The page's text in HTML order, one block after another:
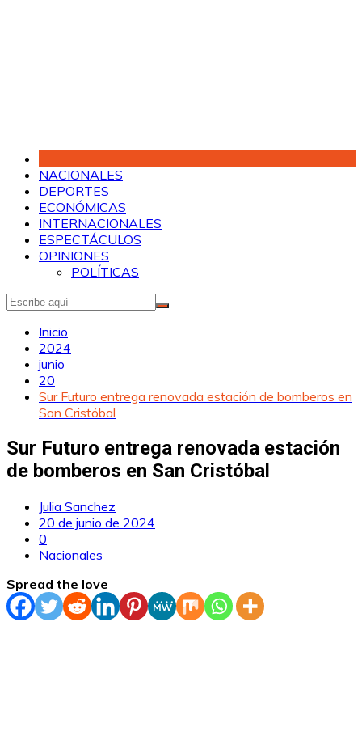
NACIONALES
DEPORTES
ECONÓMICAS
INTERNACIONALES
ESPECTÁCULOS
OPINIONES
POLÍTICAS
Inicio
2024
junio
20
Sur Futuro entrega renovada estación de bomberos en
San Cristóbal
Sur Futuro entrega renovada estación
de bomberos en San Cristóbal
Julia Sanchez
20 de junio de 2024
0
Nacionales
Spread the love